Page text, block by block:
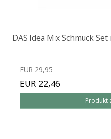
DAS Idea Mix Schmuck
EUR 29,95
EUR 22,46
Produkt